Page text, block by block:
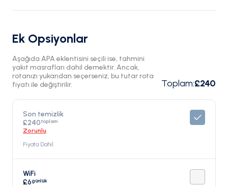
Ek Opsiyonlar
Aşağıda APA eklentisini seçili ise, tahmini
yakıt masrafları dahil demektir. Ancak,
rotanızı yukarıdan seçerseniz, bu tutar rota
fiyatı ile değiştirilir.
Toplam:£240
Son temizlik
£240toplam
Zorunlu
Fiyata Dahil
WiFi
£6günlük